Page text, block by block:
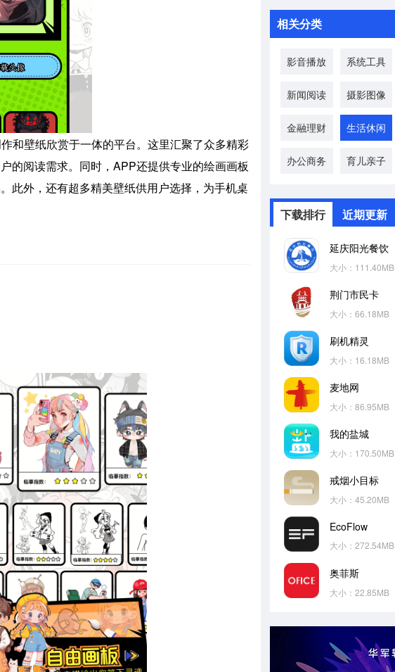
和壁纸欣赏于一体的平台。这里汇聚了众多精彩
的阅读需求。同时，APP还提供专业的绘画画板
此外，还有超多精美壁纸供用户选择，为手机桌
相关分类
影音播放 系统工具
新闻阅读 摄影图像
金融理财 生活休闲
办公商务 育儿亲子
下载排行 近期更新
延庆阳光餐饮
大小：111.40MB
荆门市民卡
大小：66.18MB
刷机精灵
大小：16.18MB
麦地网
大小：86.95MB
我的盐城
大小：170.50MB
戒烟小目标
大小：45.20MB
EcoFlow
大小：272.54MB
奥菲斯
大小：22.85MB